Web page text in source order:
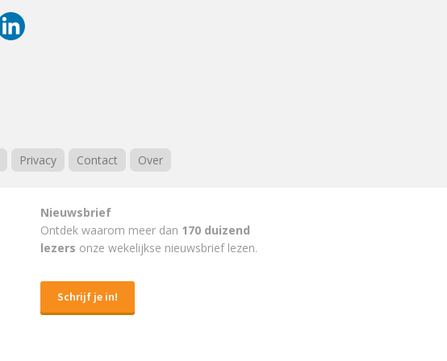
Privacy Contact Over
Nieuwsbrief
Ontdek waarom meer dan 170 duizend
lezers onze wekelijkse nieuwsbrief lezen.
Schrijf je in!